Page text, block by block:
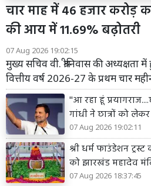
चार माह में 46 हजार करोड़
की आय में 11.69% बढ़ोतरी
07 Aug 2026 19:02:15
मुख्य सचिव वी. श्रीनिवास की अध्यक्षता
वित्तीय वर्ष 2026-27 के प्रथम चार
''आ रहा हूं
गांधी ने छात्रों को
07 Aug 2026 19:02:11
श्री धर्म फाउंडेशन
को झारखंड महादेव
07 Aug 2026 18:37:45